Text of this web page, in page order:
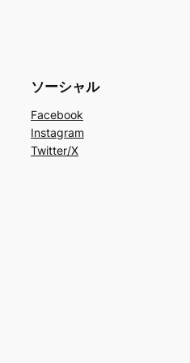
ソーシャル
Facebook
Instagram
Twitter/X